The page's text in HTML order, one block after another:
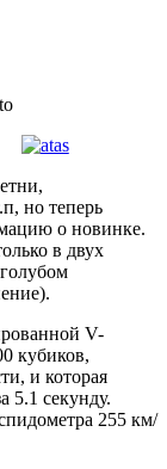
но теперь
о новинке.
в двух
V-
кубиков,
и которая
5.1 секунду.
255 км/